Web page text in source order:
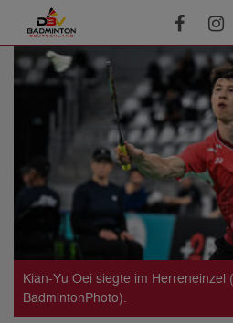
Kian-Yu Oei siegte im Herreneinzel
BadmintonPhoto).